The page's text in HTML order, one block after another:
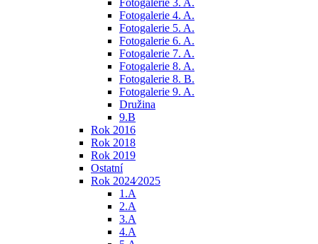
Fotogalerie 3. A.
Fotogalerie 4. A.
Fotogalerie 5. A.
Fotogalerie 6. A.
Fotogalerie 7. A.
Fotogalerie 8. A.
Fotogalerie 8. B.
Fotogalerie 9. A.
Družina
9.B
Rok 2016
Rok 2018
Rok 2019
Ostatní
Rok 2024⁄2025
1.A
2.A
3.A
4.A